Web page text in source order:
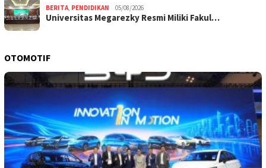
BERITA, PENDIDIKAN 05/08/2026
Universitas Megarezky Resmi Miliki Fakul…
OTOMOTIF